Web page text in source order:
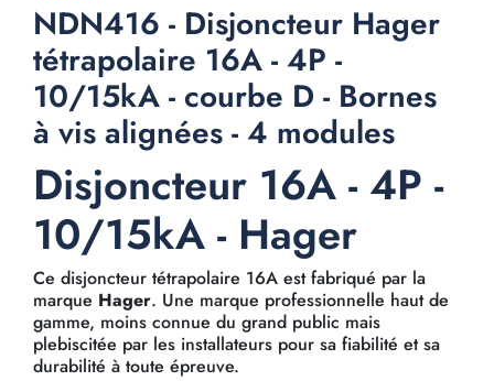
NDN416 - Disjoncteur Hager
tétrapolaire 16A - 4P -
10/15kA - courbe D - Bornes
à vis alignées - 4 modules
Disjoncteur 16A - 4P -
10/15kA - Hager
Ce disjoncteur tétrapolaire 16A est fabriqué par la
marque Hager. Une marque professionnelle haut de
gamme, moins connue du grand public mais
plebiscitée par les installateurs pour sa fiabilité et sa
durabilité à toute épreuve.